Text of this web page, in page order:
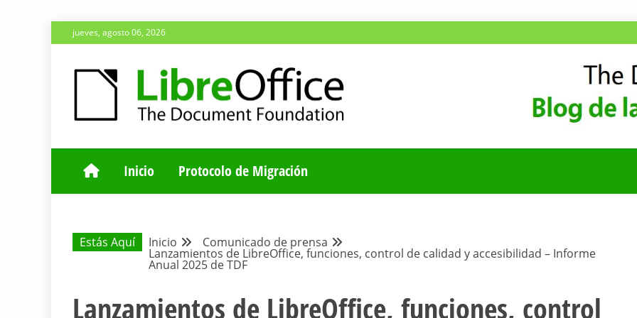
Saltar
al
jueves, agosto 06, 2026
BLOG DE LA COMUNIDAD
Inicio Protocolo de Migración
Estás Aquí Inicio Comunicado de prensa
Lanzamientos de LibreOffice, funciones, control de calidad y accesibilidad – Informe
Anual 2025 de TDF
Lanzamientos de LibreOffice, funciones, control